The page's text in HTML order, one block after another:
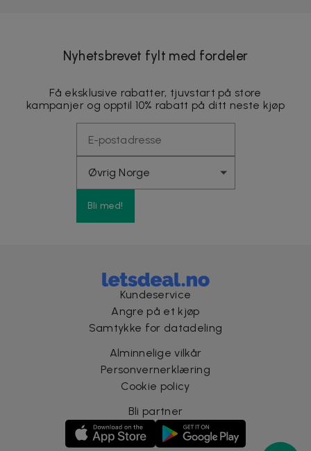
Nyhetsbrevet fylt med fordeler
Få eksklusive rabatter, tjuvstart på store
kampanjer og opptil 10% rabatt på ditt neste kjøp
Bli med!
Kundeservice
Angre på et kjøp
Samtykke for datadeling
Alminnelige vilkår
Personvernerklæring
Cookie policy
Bli partner